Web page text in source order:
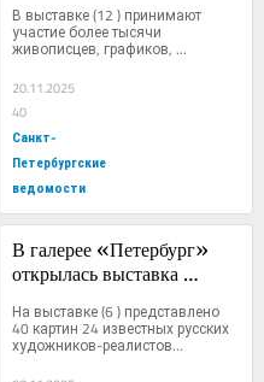
«Осень-2025»
В выставке (12 ) принимают
участие более тысячи
живописцев, графиков,
скульпторов...
20.11.2025
40
Санкт-
Петербургские
ведомости
В галерее «Петербург»
открылась выставка
художников-реалистов
На выставке (6 ) представлено
40 картин 24 известных русских
художников-реалистов...